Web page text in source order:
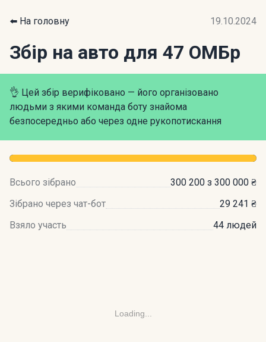
⬅️ На головну 19.10.2024
Збір на авто для 47 ОМБр
👌 Цей збір верифіковано — його організовано
людьми з якими команда боту знайома
безпосередньо або через одне рукопотискання
Всього зібрано
300 200 з 300 000 ₴
Зібрано через чат-бот
29 241 ₴
Взяло участь
44 людей
Loading...